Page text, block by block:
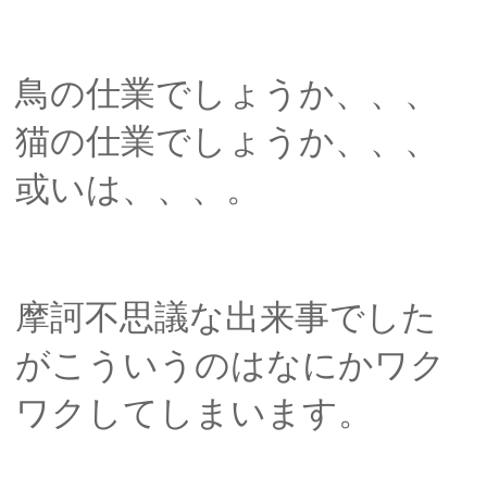
鳥の仕業でしょうか、、、
猫の仕業でしょうか、、、
或いは、、、。
摩訶不思議な出来事でした
がこういうのはなにかワク
ワクしてしまいます。